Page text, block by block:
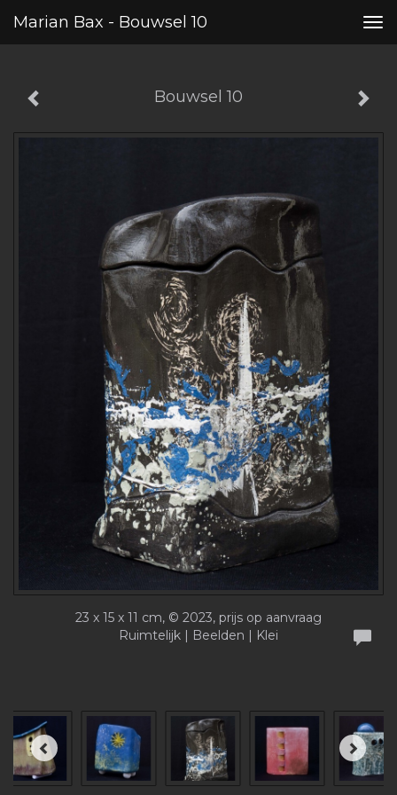
Marian Bax - Bouwsel 10
Bouwsel 10
23 x 15 x 11 cm, © 2023, prijs op aanvraag
Ruimtelijk | Beelden | Klei